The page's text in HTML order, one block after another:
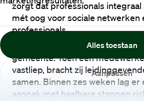
Aanpassen
Alles toestaan
zorgt dat professionals integraal
mét oog voor sociale netwerken
professionals.
Mini-case: Neem Lisa,
gemeente. Toen een
vastliep, bracht zij
samen. Binnen zes weken lag er
aanpak met haalbare stappen